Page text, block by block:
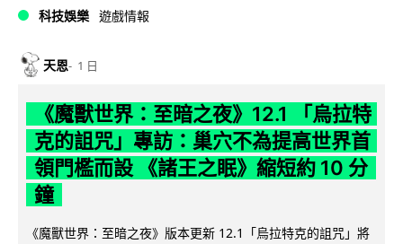
科技娛樂 遊戲情報
天恩 1 日
《魔獸世界：至暗之夜》12.1 「烏拉特
克的詛咒」專訪：巢穴不為提高世界首
領門檻而設 《諸王之眠》縮短約 10 分
鐘
《魔獸世界：至暗之夜》版本更新 12.1「烏拉特克的詛咒」將